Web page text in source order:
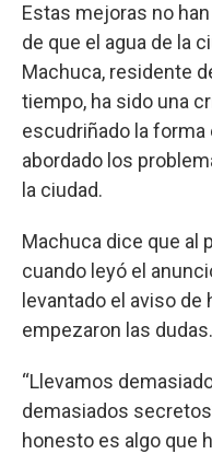
Estas mejoras no
de que el agua de la
Machuca, residente
tiempo, ha sido una
escudriñado la
abordado los
la ciudad.
Machuca dice que al
cuando leyó el
levantado el aviso de
empezaron las dudas.
“Llevamos
demasiados
honesto es algo que